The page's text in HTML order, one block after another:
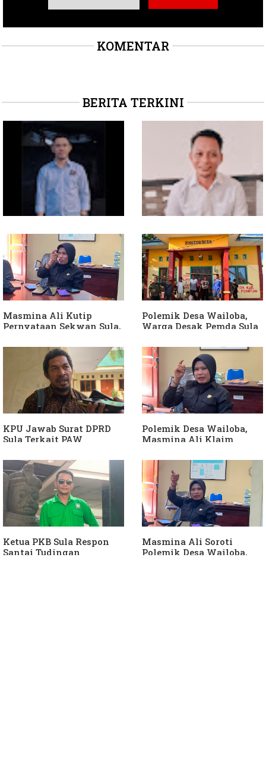
KOMENTAR
BERITA TERKINI
Soal Intervensi Politik,
Langkah Wakil Ketua
Komisi I Bukan
intervensi Politik
Dituding Jadikan
Bendahara Desa Wailoba
sebagai "ATM Berjalan",
Armin Soamole: Harus
Dibuktikan
Masmina Ali Kutip
Pernyataan Sekwan Sula,
Diduga Jadikan
Keponakan "ATM
Berjalan"
Polemik Desa Wailoba,
Warga Desak Pemda Sula
APH Usut Dugaan
Penyimpangan Dana Desa
KPU Jawab Surat DPRD
Sula Terkait PAW
Hanura
Polemik Desa Wailoba,
Masmina Ali Klaim
Keterlibatan Ketua PKB
Sula
Ketua PKB Sula Respon
Santai Tudingan
Masmina Ali Soroti
Polemik Desa Wailoba,